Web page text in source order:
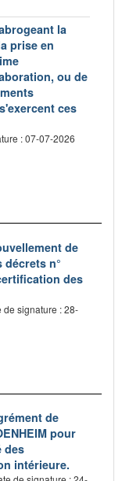
la
prise en
ou de
ces
: 07-07-2026
de
décrets n°
des
de signature : 28-
de
pour
des
intérieure.